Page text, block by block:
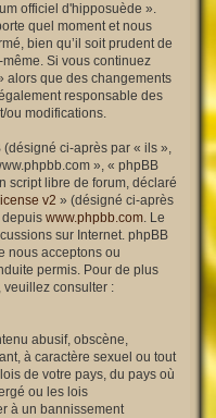
officiel d'hipposuède ».
quel moment et nous
bien qu’il soit prudent de
Si vous continuez
alors que des changements
responsable des
ou modifications.
ci-après par « ils »,
», « phpBB
script libre de forum, déclaré
v2 » (désigné ci-après
depuis www.phpbb.com. Le
sur Internet. phpBB
nous acceptons ou
permis. Pour de plus
veuillez consulter :
abusif, obscène,
à caractère sexuel ou tout
de votre pays, du pays où
ou les lois
à un bannissement